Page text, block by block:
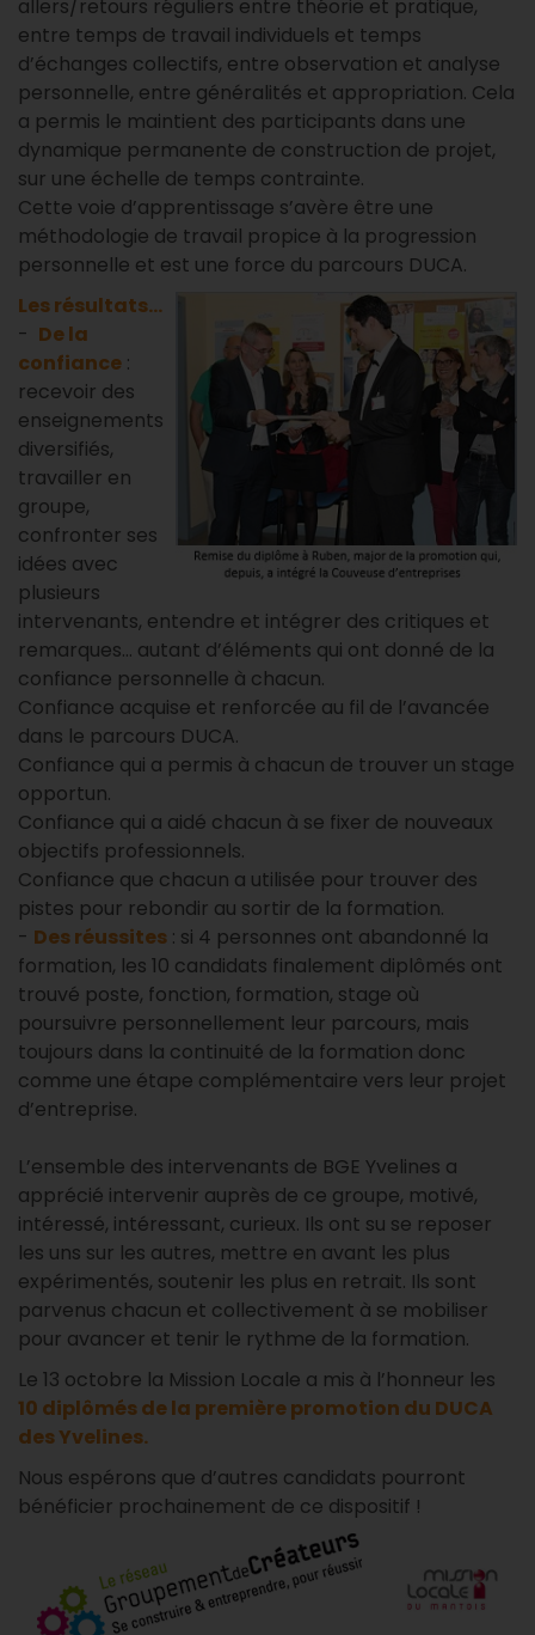
allers/retours réguliers entre théorie et pratique,
entre temps de travail individuels et temps
d’échanges collectifs, entre observation et analyse
personnelle, entre généralités et appropriation. Cela
a permis le maintient des participants dans une
dynamique permanente de construction de projet,
sur une échelle de temps contrainte.
Cette voie d’apprentissage s’avère être une
méthodologie de travail propice à la progression
personnelle et est une force du parcours DUCA.
Les résultats...
- De la
confiance :
recevoir des
enseignements
diversifiés,
travailler en
groupe,
confronter ses
idées avec
plusieurs
intervenants, entendre et intégrer des critiques et
remarques… autant d’éléments qui ont donné de la
confiance personnelle à chacun.
Confiance acquise et renforcée au fil de l’avancée
dans le parcours DUCA.
Confiance qui a permis à chacun de trouver un stage
opportun.
Confiance qui a aidé chacun à se fixer de nouveaux
objectifs professionnels.
Confiance que chacun a utilisée pour trouver des
pistes pour rebondir au sortir de la formation.
- Des réussites : si 4 personnes ont abandonné la
formation, les 10 candidats finalement diplômés ont
trouvé poste, fonction, formation, stage où
poursuivre personnellement leur parcours, mais
toujours dans la continuité de la formation donc
comme une étape complémentaire vers leur projet
d’entreprise.
L’ensemble des intervenants de BGE Yvelines a
apprécié intervenir auprès de ce groupe, motivé,
intéressé, intéressant, curieux. Ils ont su se reposer
les uns sur les autres, mettre en avant les plus
expérimentés, soutenir les plus en retrait. Ils sont
parvenus chacun et collectivement à se mobiliser
pour avancer et tenir le rythme de la formation.
Le 13 octobre la Mission Locale a mis à l’honneur les
10 diplômés de la première promotion du DUCA
des Yvelines.
Nous espérons que d’autres candidats pourront
bénéficier prochainement de ce dispositif !